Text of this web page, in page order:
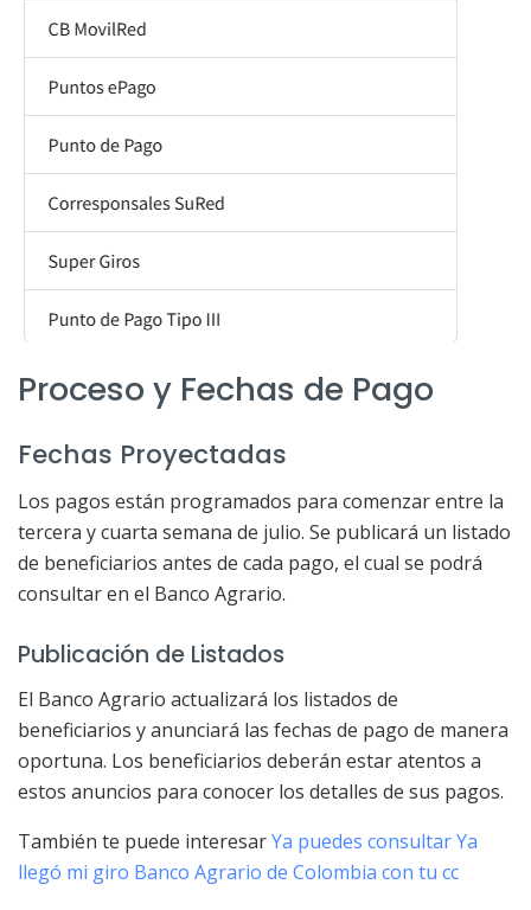
Proceso y Fechas de Pago
Fechas Proyectadas
Los pagos están programados para comenzar entre la
tercera y cuarta semana de julio. Se publicará un listado
de beneficiarios antes de cada pago, el cual se podrá
consultar en el Banco Agrario.
Publicación de Listados
El Banco Agrario actualizará los listados de
beneficiarios y anunciará las fechas de pago de manera
oportuna. Los beneficiarios deberán estar atentos a
estos anuncios para conocer los detalles de sus pagos.
También te puede interesarYa puedes consultar Ya
llegó mi giro Banco Agrario de Colombia con tu cc